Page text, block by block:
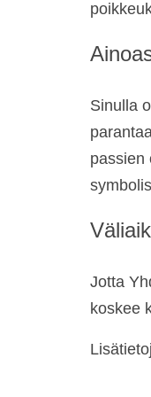
Sinulla
passien
Jotta
koskee